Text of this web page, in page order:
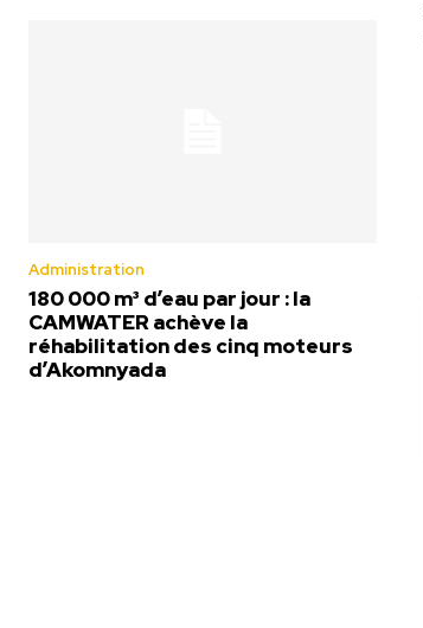
Administration
180 000 m³ d’eau par jour : la
CAMWATER achève la
réhabilitation des cinq moteurs
d’Akomnyada